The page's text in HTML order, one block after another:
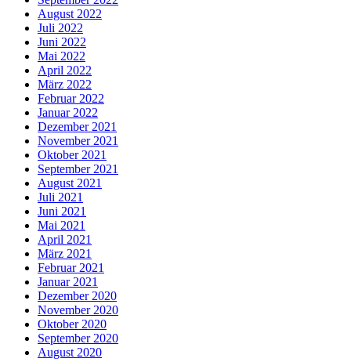
August 2022
Juli 2022
Juni 2022
Mai 2022
April 2022
März 2022
Februar 2022
Januar 2022
Dezember 2021
November 2021
Oktober 2021
September 2021
August 2021
Juli 2021
Juni 2021
Mai 2021
April 2021
März 2021
Februar 2021
Januar 2021
Dezember 2020
November 2020
Oktober 2020
September 2020
August 2020